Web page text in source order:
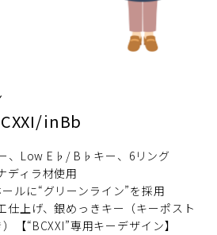
inBb
、Low E♭/ B♭キー、6リング
ディラ材使用
ルに“グリーンライン”を採用
仕上げ、銀めっきキー（キーポスト
【“BCXXI”専用キーデザイン】